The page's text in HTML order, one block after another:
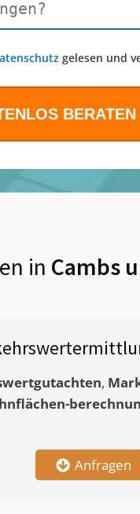
gelesen und
in Cambs
,
Anfragen